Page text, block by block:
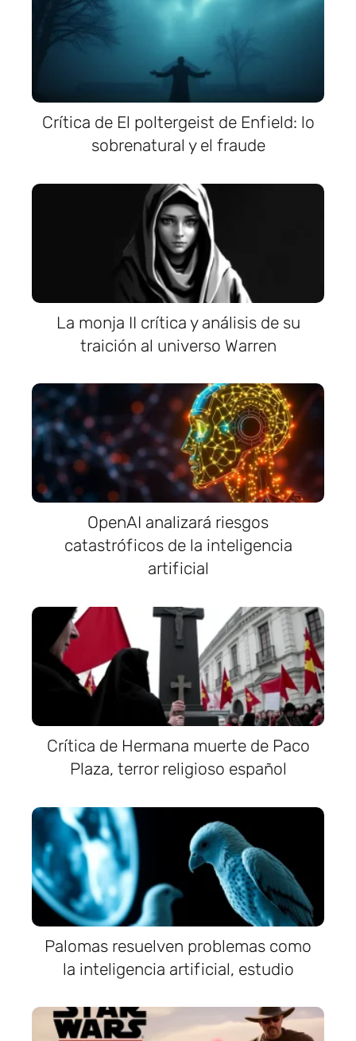
Crítica de El poltergeist de Enfield: lo
sobrenatural y el fraude
La monja II crítica y análisis de su
traición al universo Warren
OpenAI analizará riesgos
catastróficos de la inteligencia
artificial
Crítica de Hermana muerte de Paco
Plaza, terror religioso español
Palomas resuelven problemas como
la inteligencia artificial, estudio